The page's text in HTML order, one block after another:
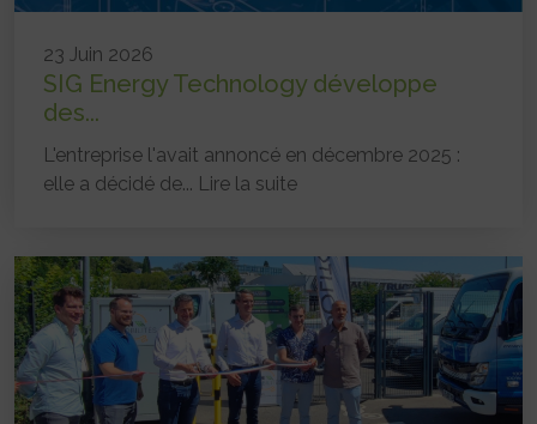
23 Juin 2026
SIG Energy Technology développe
des...
L'entreprise l'avait annoncé en décembre 2025 :
elle a décidé de... Lire la suite